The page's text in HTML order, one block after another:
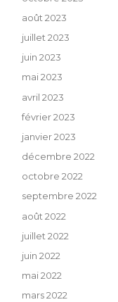
août 2023
juillet 2023
juin 2023
mai 2023
avril 2023
février 2023
janvier 2023
décembre 2022
octobre 2022
septembre 2022
août 2022
juillet 2022
juin 2022
mai 2022
mars 2022